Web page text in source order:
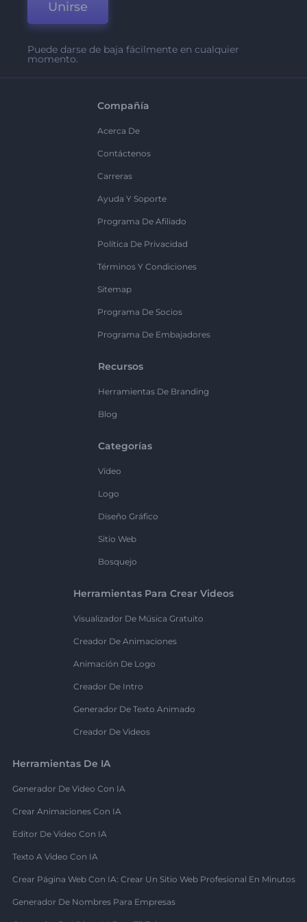
Unirse
Puede darse de baja fácilmente en cualquier
momento.
Compañía
Acerca De
Contáctenos
Carreras
Ayuda Y Soporte
Programa De Afiliado
Política De Privacidad
Términos Y Condiciones
Sitemap
Programa De Socios
Programa De Embajadores
Recursos
Herramientas De Branding
Blog
Categorías
Vídeo
Logo
Diseño Gráfico
Sitio Web
Bosquejo
Herramientas Para Crear Videos
Visualizador De Música Gratuito
Creador De Animaciones
Animación De Logo
Creador De Intro
Generador De Texto Animado
Creador De Videos
Herramientas De IA
Generador De Video Con IA
Crear Animaciones Con IA
Editor De Video Con IA
Texto A Video Con IA
Crear Página Web Con IA: Crear Un Sitio Web Profesional En Minutos
Generador De Nombres Para Empresas